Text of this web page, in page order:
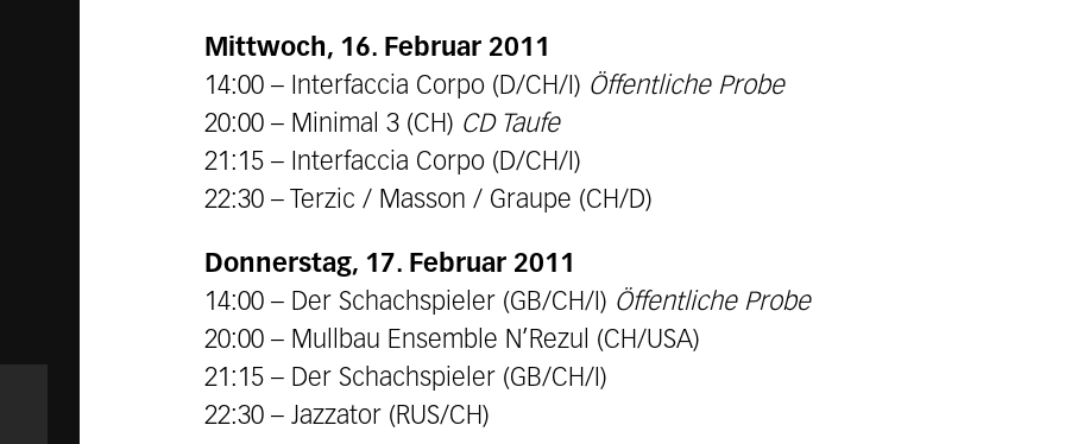
Mittwoch, 16. Februar 2011
14:00 – Interfaccia Corpo (D/CH/I) Öffentliche Probe
20:00 – Minimal 3 (CH) CD Taufe
21:15 – Interfaccia Corpo (D/CH/I)
22:30 – Terzic / Masson / Graupe (CH/D)
Donnerstag, 17. Februar 2011
14:00 – Der Schachspieler (GB/CH/I) Öffentliche Probe
20:00 – Mullbau Ensemble N’Rezul (CH/USA)
21:15 – Der Schachspieler (GB/CH/I)
22:30 – Jazzator (RUS/CH)